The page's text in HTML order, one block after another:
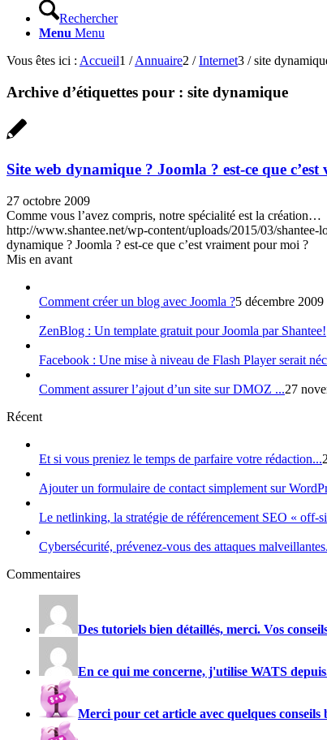
Rechercher
Menu Menu
Vous êtes ici : Accueil1 / Annuaire2 / Internet3 / site
Archive d’étiquettes pour : site dynamique
Site web dynamique ? Joomla ? est-ce que
27 octobre 2009
Comme vous l’avez compris, notre spécialité est la création…
http://www.shantee.net/wp-content/uploads/2015/03/shantee-
dynamique ? Joomla ? est-ce que c’est vraiment pour moi ?
Mis en avant
Comment créer un blog avec Joomla ?5 décembre
ZenBlog : Un template gratuit pour Joomla par Shantee!
Facebook : Une mise à niveau de Flash Player serait
Comment assurer l’ajout d’un site sur DMOZ ...27
Récent
Et si vous preniez le temps de parfaire votre rédaction...
Ajouter un formulaire de contact simplement sur
Le netlinking, la stratégie de référencement SEO « off-
Cybersécurité, prévenez-vous des attaques
Commentaires
Des tutoriels bien détaillés, merci. Vos
En ce qui me concerne, j'utilise WATS
Merci pour cet article avec quelques conseils